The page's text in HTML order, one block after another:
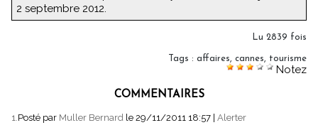
2 septembre 2012.
Lu 2839 fois
Tags : affaires, cannes, tourisme
Notez
COMMENTAIRES
1. Posté par Muller Bernard le 29/11/2011 18:57 Alerter